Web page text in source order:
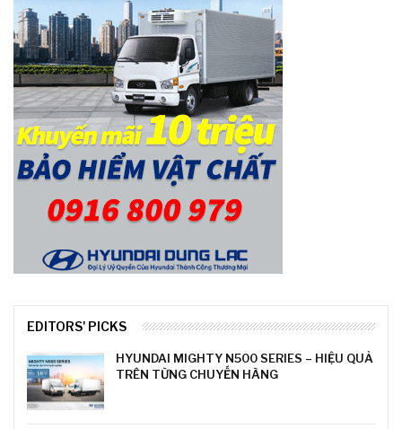
EDITORS' PICKS
HYUNDAI MIGHTY N500 SERIES – HIỆU QUẢ
TRÊN TỪNG CHUYẾN HÀNG